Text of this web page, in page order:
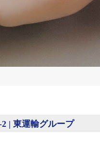
2 | 東運輸グループ